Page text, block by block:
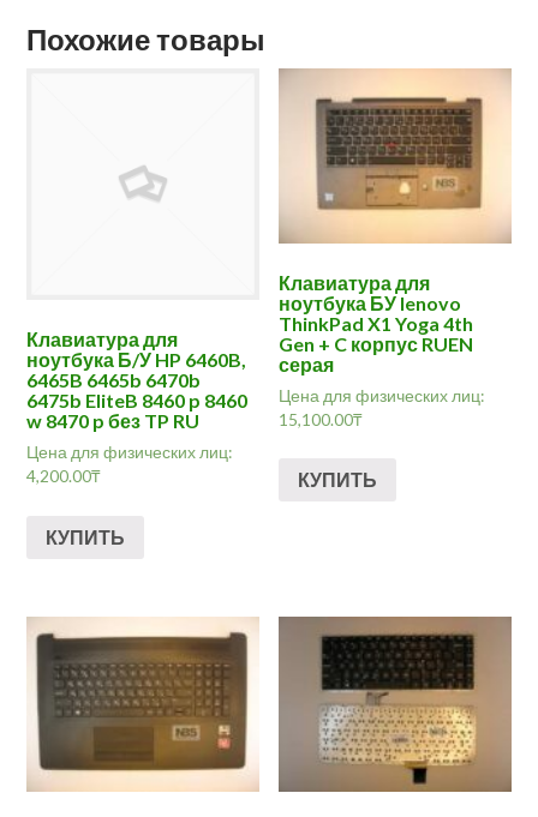
Похожие товары
Клавиатура для
ноутбука Б/У HP 6460B,
6465B 6465b 6470b
6475b EliteB 8460 p 8460
w 8470 p без TP RU
Цена для физических лиц:
4,200.00₸
КУПИТЬ
Клавиатура для
ноутбука БУ lenovo
ThinkPad X1 Yoga 4th
Gen + C корпус RUEN
серая
Цена для физических лиц:
15,100.00₸
КУПИТЬ